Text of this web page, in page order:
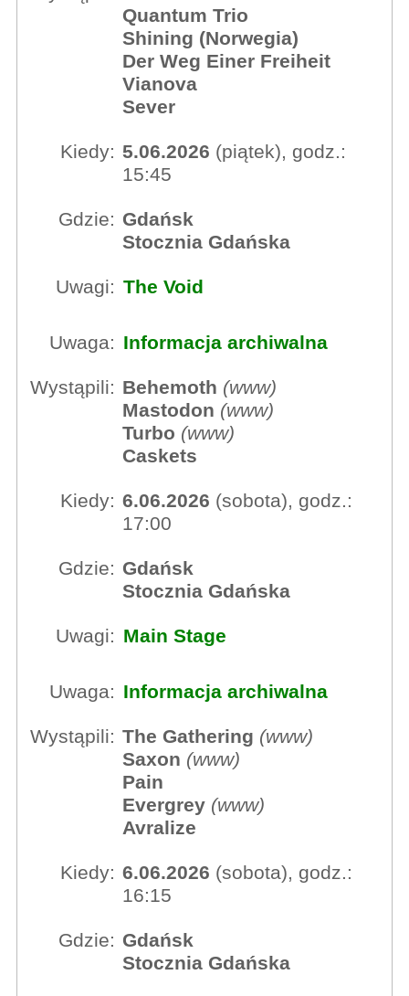
Quantum Trio
Shining (Norwegia)
Der Weg Einer Freiheit
Vianova
Sever
Kiedy: 5.06.2026 (piątek), godz.:
15:45
Gdzie: Gdańsk
Stocznia Gdańska
Uwagi: The Void
Uwaga: Informacja archiwalna
Wystąpili: Behemoth (www)
Mastodon (www)
Turbo (www)
Caskets
Kiedy: 6.06.2026 (sobota), godz.:
17:00
Gdzie: Gdańsk
Stocznia Gdańska
Uwagi: Main Stage
Uwaga: Informacja archiwalna
Wystąpili: The Gathering (www)
Saxon (www)
Pain
Evergrey (www)
Avralize
Kiedy: 6.06.2026 (sobota), godz.:
16:15
Gdzie: Gdańsk
Stocznia Gdańska